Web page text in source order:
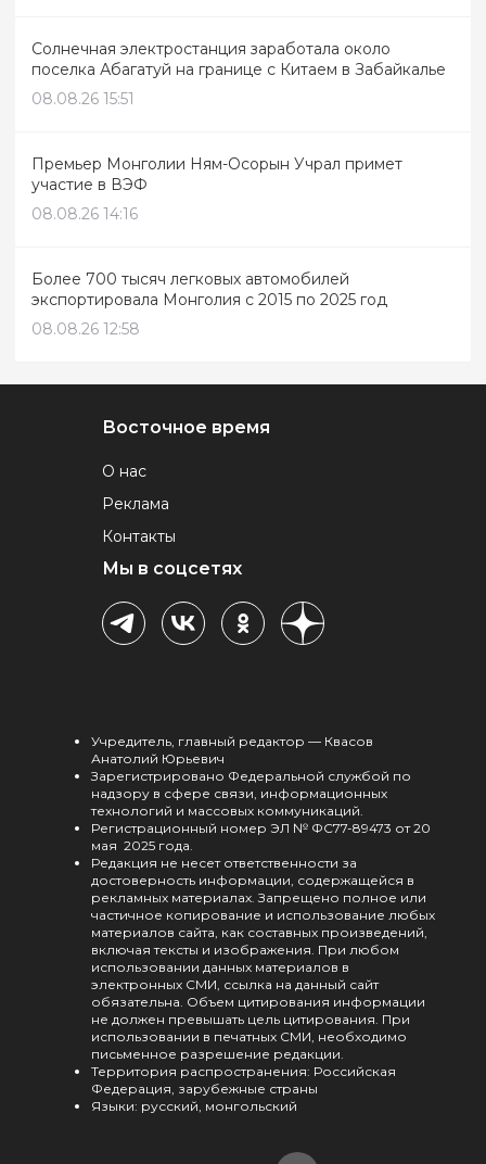
Солнечная электростанция заработала около
поселка Абагатуй на границе с Китаем в Забайкалье
08.08.26 15:51
Премьер Монголии Ням-Осорын Учрал примет
участие в ВЭФ
08.08.26 14:16
Более 700 тысяч легковых автомобилей
экспортировала Монголия с 2015 по 2025 год
08.08.26 12:58
Восточное время
О нас
Реклама
Контакты
Мы в соцсетях
Учредитель, главный редактор — Квасов
Анатолий Юрьевич
Зарегистрировано Федеральной службой по
надзору в сфере связи, информационных
технологий и массовых коммуникаций.
Регистрационный номер ЭЛ № ФС77-89473 от 20
мая 2025 года.
Редакция не несет ответственности за
достоверность информации, содержащейся в
рекламных материалах. Запрещено полное или
частичное копирование и использование любых
материалов сайта, как составных произведений,
включая тексты и изображения. При любом
использовании данных материалов в
электронных СМИ, ссылка на данный сайт
обязательна. Объем цитирования информации
не должен превышать цель цитирования. При
использовании в печатных СМИ, необходимо
письменное разрешение редакции.
Территория распространения: Российская
Федерация, зарубежные страны
Языки: русский, монгольский